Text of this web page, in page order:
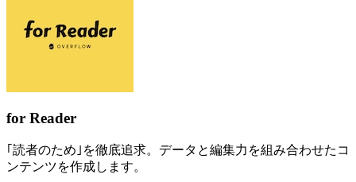
for Reader
｢読者のため｣を徹底追求。データと編集力を組み合わせたコ
ンテンツを作成します。